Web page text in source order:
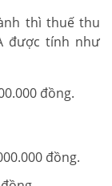
thì thuế thu
được tính như
đồng.
đồng.